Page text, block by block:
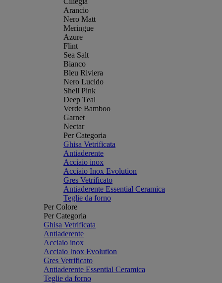
Arancio
Nero Matt
Meringue
Azure
Flint
Sea Salt
Bianco
Bleu Riviera
Nero Lucido
Shell Pink
Deep Teal
Verde Bamboo
Garnet
Nectar
Per Categoria
Ghisa Vetrificata
Antiaderente
Acciaio inox
Acciaio Inox Evolution
Gres Vetrificato
Antiaderente Essential Ceramica
Teglie da forno
Per Colore
Per Categoria
Ghisa Vetrificata
Antiaderente
Acciaio inox
Acciaio Inox Evolution
Gres Vetrificato
Antiaderente Essential Ceramica
Teglie da forno